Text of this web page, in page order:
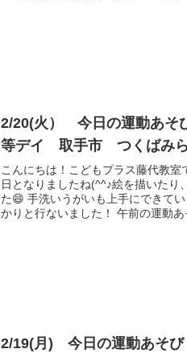
2/20(火） 今日の運動あ
等デイ 取手市 つくばみ
こんにちは！こどもプラス藤代教
日となりましたね(^^♪絵を描いたり
た😄 手洗いうがいも上手にできて
かりと行ないました！ 午前の運動あ
2/19(月) 今日の運動あそ